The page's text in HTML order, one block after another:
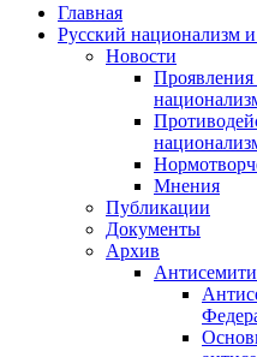
Главная
Русский национализм
Новости
Проявления
Мнения
Публикации
Документы
Архив